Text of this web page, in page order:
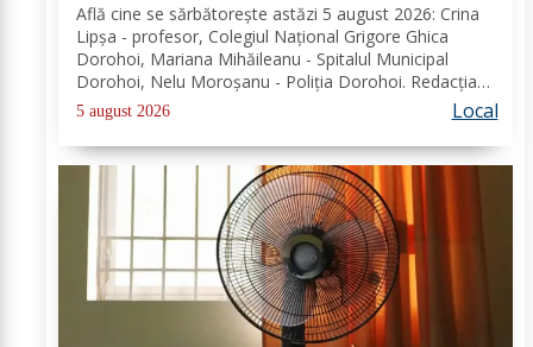
Află cine se sărbătoreşte astăzi 5 august 2026: Crina
Lipșa - profesor, Colegiul Național Grigore Ghica
Dorohoi, Mariana Mihăileanu - Spitalul Municipal
Dorohoi, Nelu Moroșanu - Poliția Dorohoi. Redacția
Dorohoi News urează tuturor La mulți ani!
Completează lista sărbătoriților din Dorohoi, la...
5 august 2026 Local